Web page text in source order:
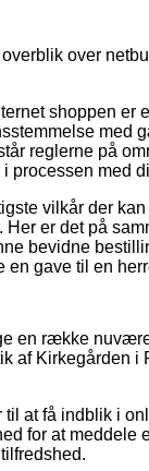
over
shoppen er
med
reglerne på
processen med
vilkår der
er det på
bevidne
en gave til en
en række
af Kirkegården
at få indblik i
for at meddele